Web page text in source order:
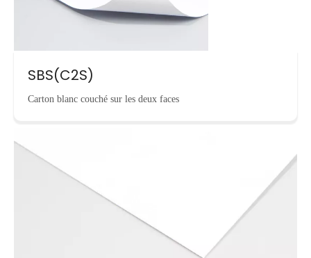
SBS(C2S)
Carton blanc couché sur les deux faces